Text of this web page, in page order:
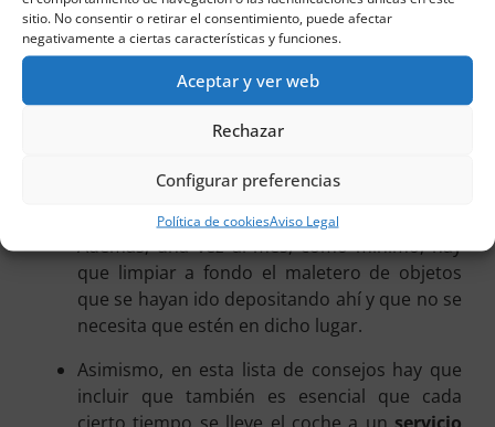
sitio. No consentir o retirar el consentimiento, puede afectar
negativamente a ciertas características y funciones.
Aceptar y ver web
Rechazar
Configurar preferencias
Política de cookiesAviso Legal
el volante, en el salpicadero, en los asientos…
No menos importante es que periódicamente
hay que proceder a limpiar las ventanillas,
tanto interior como exteriormente. De esta
defecaciones de pájaros, la suciedad que ha
Además, una vez al mes, como mínimo, hay
que limpiar a fondo el maletero de objetos
que se hayan ido depositando ahí y que no se
necesita que estén en dicho lugar.
Asimismo, en esta lista de consejos hay que
incluir que también es esencial que cada